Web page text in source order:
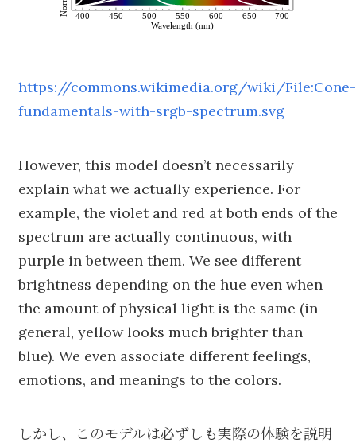
https://commons.wikimedia.org/wiki/File:Cone-
fundamentals-with-srgb-spectrum.svg
However, this model doesn’t necessarily
explain what we actually experience. For
example, the violet and red at both ends of the
spectrum are actually continuous, with
purple in between them. We see different
brightness depending on the hue even when
the amount of physical light is the same (in
general, yellow looks much brighter than
blue). We even associate different feelings,
emotions, and meanings to the colors.
しかし、このモデルは必ずしも実際の体験を説明